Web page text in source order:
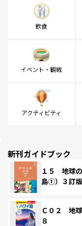
飲食
イベント・観戦
アクティビティ
新刊ガイドブック
１５ 地球
島①）３訂版
Ｃ０２ 地
８